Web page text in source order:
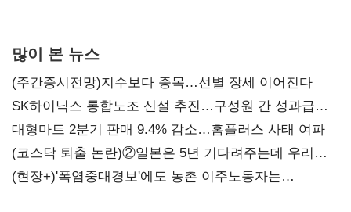
많이 본 뉴스
(주간증시전망)지수보다 종목…선별 장세 이어진다
SK하이닉스 통합노조 신설 추진…구성원 간 성과급
불만 확산
대형마트 2분기 판매 9.4% 감소…홈플러스 사태 여파
(코스닥 퇴출 논란)②일본은 5년 기다려주는데 우리는
당장 퇴출?…시간만으론 부족한 코스닥 구하기
(현장+)'폭염중대경보'에도 농촌 이주노동자는